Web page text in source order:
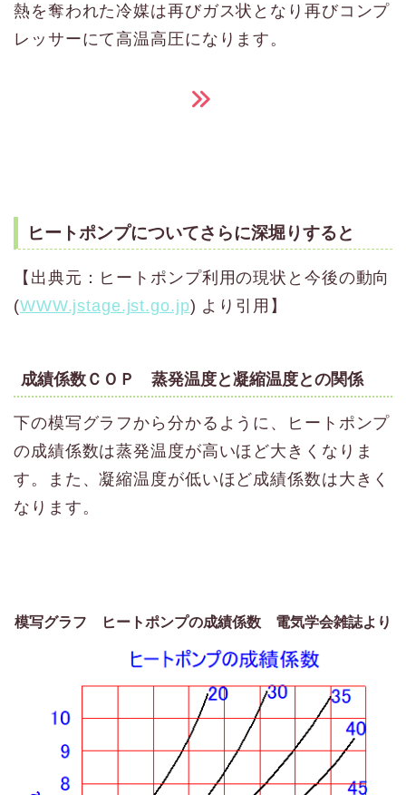
熱を奪われた冷媒は再びガス状となり再びコンプ
レッサーにて高温高圧になります。
ヒートポンプについてさらに深堀りすると
【出典元：ヒートポンプ利用の現状と今後の動向
(WWW.jstage.jst.go.jp) より引用】
成績係数ＣＯＰ 蒸発温度と凝縮温度との関係
下の模写グラフから分かるように、ヒートポンプ
の成績係数は蒸発温度が高いほど大きくなりま
す。また、凝縮温度が低いほど成績係数は大きく
なります。
模写グラフ ヒートポンプの成績係数 電気学会雑誌より